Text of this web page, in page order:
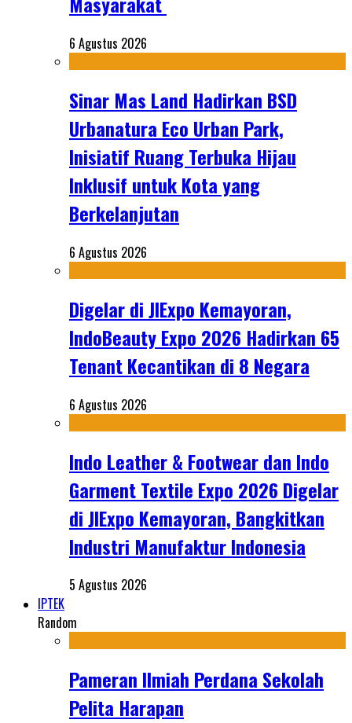
6 Agustus 2026
Sinar Mas Land Hadirkan BSD
Urbanatura Eco Urban Park,
Inisiatif Ruang Terbuka Hijau
Inklusif untuk Kota yang
Berkelanjutan
6 Agustus 2026
Digelar di JIExpo Kemayoran,
IndoBeauty Expo 2026 Hadirkan 65
Tenant Kecantikan di 8 Negara
6 Agustus 2026
Indo Leather & Footwear dan Indo
Garment Textile Expo 2026 Digelar
di JIExpo Kemayoran, Bangkitkan
Industri Manufaktur Indonesia
5 Agustus 2026
IPTEK
Random
Pameran Ilmiah Perdana Sekolah
Pelita Harapan